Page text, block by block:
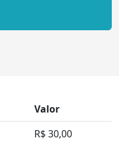
Valor
R$ 30,00